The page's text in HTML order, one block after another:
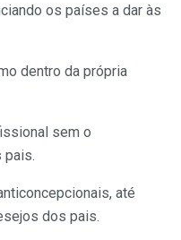
os países a dar às
dentro da própria
sem o
pais.
até
dos pais.